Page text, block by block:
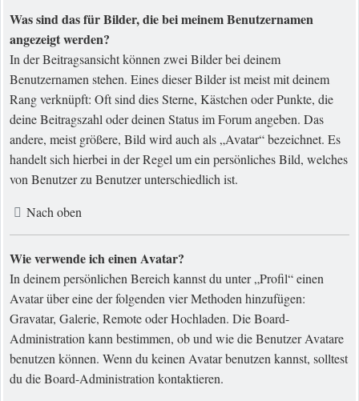
Was sind das für Bilder, die bei meinem Benutzernamen
angezeigt werden?
In der Beitragsansicht können zwei Bilder bei deinem
Benutzernamen stehen. Eines dieser Bilder ist meist mit deinem
Rang verknüpft: Oft sind dies Sterne, Kästchen oder Punkte, die
deine Beitragszahl oder deinen Status im Forum angeben. Das
andere, meist größere, Bild wird auch als „Avatar“ bezeichnet. Es
handelt sich hierbei in der Regel um ein persönliches Bild, welches
von Benutzer zu Benutzer unterschiedlich ist.
Nach oben
Wie verwende ich einen Avatar?
In deinem persönlichen Bereich kannst du unter „Profil“ einen
Avatar über eine der folgenden vier Methoden hinzufügen:
Gravatar, Galerie, Remote oder Hochladen. Die Board-
Administration kann bestimmen, ob und wie die Benutzer Avatare
benutzen können. Wenn du keinen Avatar benutzen kannst, solltest
du die Board-Administration kontaktieren.